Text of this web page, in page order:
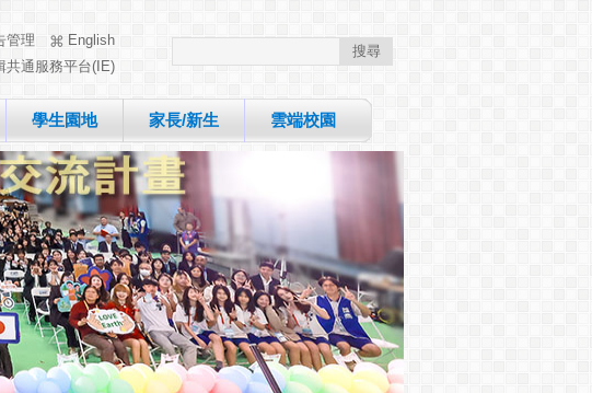
English
管理
共通服務平台(IE)
學生園地 家長/新生 雲端校園